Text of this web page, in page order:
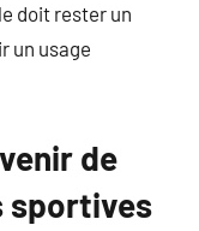
doit rester un
un usage
de
sportives